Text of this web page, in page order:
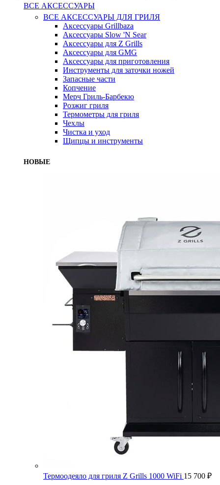
ВСЕ АКСЕССУАРЫ
ВСЕ АКСЕССУАРЫ ДЛЯ ГРИЛЯ
Аксессуары Grillbaza
Аксессуары Slow 'N Sear
Аксессуары для Z Grills
Аксессуары для GMG
Аксессуары для приготовления
Инструменты для заточки ножей
Запасные части
Копчение
Мерч Гриль-Барбекю
Розжиг гриля
Термометры для гриля
Чехлы
Чистка и уход
Щипцы и инструменты
НОВЫЕ
Термоодеяло для гриля Z Grills 1000 WiFi 15 700 ₽